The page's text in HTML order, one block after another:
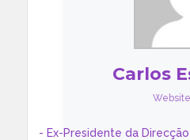
Carlos
Website
- Ex-Presidente da